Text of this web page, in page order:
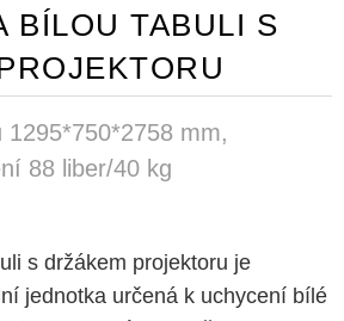
BÍLOU TABULI S
1295*750*2758 mm,
88 liber/40 kg
s držákem projektoru je
jednotka určená k uchycení bílé